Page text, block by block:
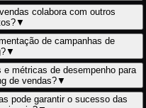
colabora com outros
▼
de campanhas de
▼
métricas de desempenho para
de vendas?▼
pode garantir o sucesso das